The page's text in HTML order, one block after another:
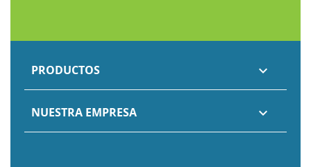
PRODUCTOS 
NUESTRA EMPRESA 